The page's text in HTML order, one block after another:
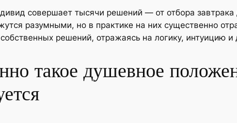
совершает тысячи решений — от отбора
разумными, но в практике на них существенно
решений, отражаясь на логику, интуицию
такое душевное